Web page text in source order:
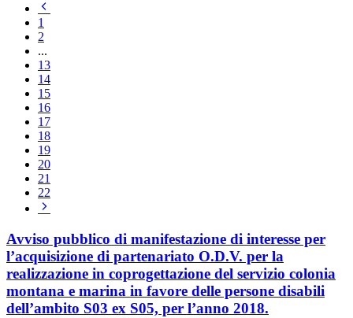
1
2
...
13
14
15
16
17
18
19
20
21
22
Avviso pubblico di manifestazione di interesse per
l’acquisizione di partenariato O.D.V. per la
realizzazione in coprogettazione del servizio colonia
montana e marina in favore delle persone disabili
dell’ambito S03 ex S05, per l’anno 2018.